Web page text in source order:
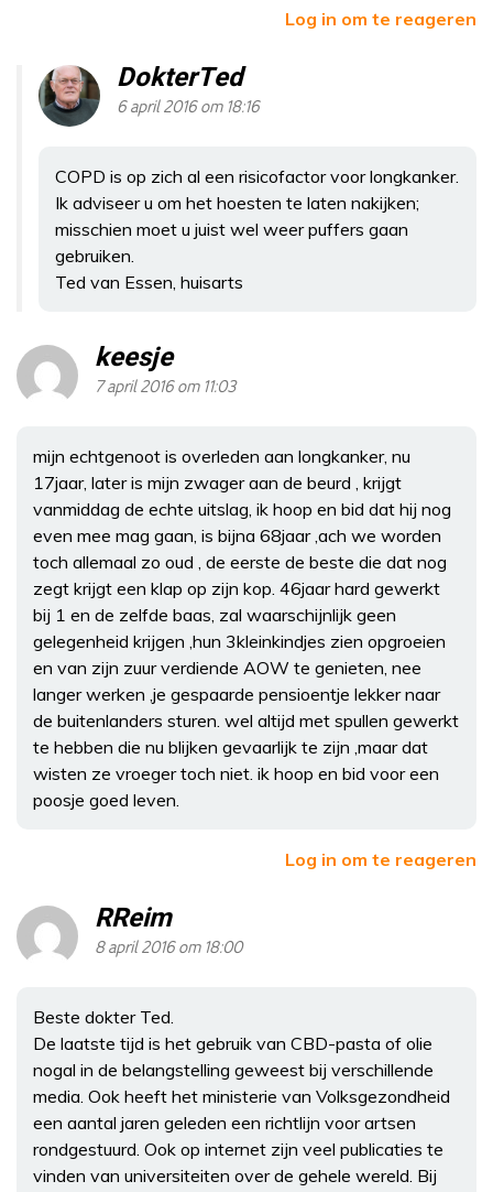
Log in om te reageren
DokterTed
6 april 2016 om 18:16
COPD is op zich al een risicofactor voor longkanker.
Ik adviseer u om het hoesten te laten nakijken;
misschien moet u juist wel weer puffers gaan
gebruiken.
Ted van Essen, huisarts
keesje
7 april 2016 om 11:03
mijn echtgenoot is overleden aan longkanker, nu
17jaar, later is mijn zwager aan de beurd , krijgt
vanmiddag de echte uitslag, ik hoop en bid dat hij nog
even mee mag gaan, is bijna 68jaar ,ach we worden
toch allemaal zo oud , de eerste de beste die dat nog
zegt krijgt een klap op zijn kop. 46jaar hard gewerkt
bij 1 en de zelfde baas, zal waarschijnlijk geen
gelegenheid krijgen ,hun 3kleinkindjes zien opgroeien
en van zijn zuur verdiende AOW te genieten, nee
langer werken ,je gespaarde pensioentje lekker naar
de buitenlanders sturen. wel altijd met spullen gewerkt
te hebben die nu blijken gevaarlijk te zijn ,maar dat
wisten ze vroeger toch niet. ik hoop en bid voor een
poosje goed leven.
Log in om te reageren
RReim
8 april 2016 om 18:00
Beste dokter Ted.
De laatste tijd is het gebruik van CBD-pasta of olie
nogal in de belangstelling geweest bij verschillende
media. Ook heeft het ministerie van Volksgezondheid
een aantal jaren geleden een richtlijn voor artsen
rondgestuurd. Ook op internet zijn veel publicaties te
vinden van universiteiten over de gehele wereld. Bij